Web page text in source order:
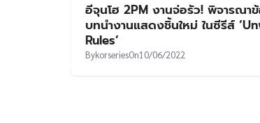
อีจุนโฮ 2PM งานจ่อรัว! พิจารณา
บทนำงานแสดงชิ้นใหม่ ในซีรีส์
Rules’
BykorseriesOn10/06/2022